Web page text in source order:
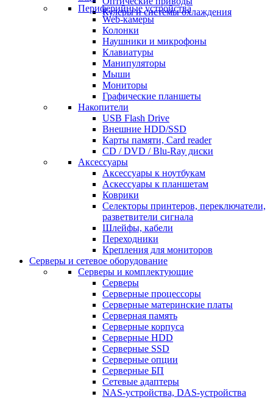
Кулеры и системы охлаждения
Периферийные устройства
Web-камеры
Колонки
Наушники и микрофоны
Клавиатуры
Манипуляторы
Мыши
Мониторы
Графические планшеты
Накопители
USB Flash Drive
Внешние HDD/SSD
Карты памяти, Card reader
CD / DVD / Blu-Ray диски
Аксессуары
Аксессуары к ноутбукам
Аскессуары к планшетам
Коврики
Селекторы принтеров, переключатели,
разветвители сигнала
Шлейфы, кабели
Переходники
Крепления для мониторов
Серверы и сетевое оборудование
Серверы и комплектующие
Серверы
Серверные процессоры
Серверные материнские платы
Серверная память
Серверные корпуса
Серверные HDD
Серверные SSD
Серверные опции
Серверные БП
Сетевые адаптеры
NAS-устройства, DAS-устройства